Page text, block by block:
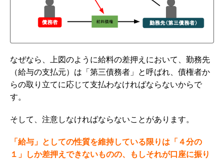
なぜなら、上図のように給料の差押えにおいて、勤務先
（給与の支払元）は「第三債務者」と呼ばれ、債権者か
らの取り立てに応じて支払わなければならないからで
す。
そして、注意しなければならないことがあります。
「給与」としての性質を維持している限りは「４分の
１」しか差押えできないものの、もしそれが口座に振り